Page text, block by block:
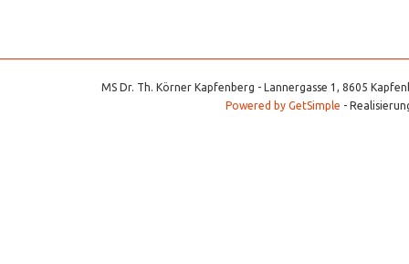
MS Dr. Th. Körner Kapfenberg - Lannergasse 1, 8605
Powered by GetSimple -